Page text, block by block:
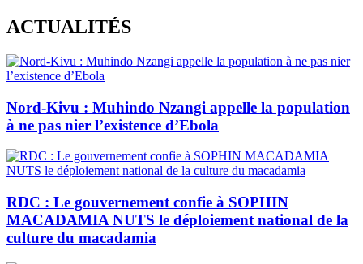
Skip
to
content
ACTUALITÉS
Nord-Kivu : Muhindo Nzangi appelle la population
à ne pas nier l’existence d’Ebola
RDC : Le gouvernement confie à SOPHIN
MACADAMIA NUTS le déploiement national de la
culture du macadamia